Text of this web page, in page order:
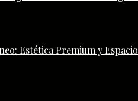
Estética Premium y